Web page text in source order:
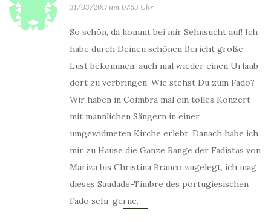
31/03/2017 um 07:53 Uhr
So schön, da kommt bei mir Sehnsucht auf! Ich
habe durch Deinen schönen Bericht große
Lust bekommen, auch mal wieder einen Urlaub
dort zu verbringen. Wie stehst Du zum Fado?
Wir haben in Coimbra mal ein tolles Konzert
mit männlichen Sängern in einer
umgewidmeten Kirche erlebt. Danach habe ich
mir zu Hause die Ganze Range der Fadistas von
Mariza bis Christina Branco zugelegt, ich mag
dieses Saudade-Timbre des portugiesischen
Fado sehr gerne.